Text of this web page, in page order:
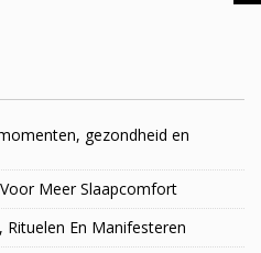
gezondheid en
Meer Slaapcomfort
Rituelen En Manifesteren